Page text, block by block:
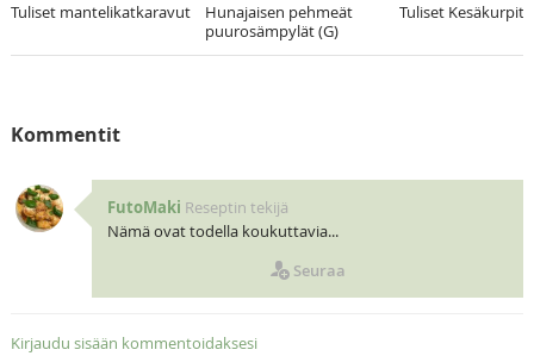
Tuliset mantelikatkaravut
Hunajaisen pehmeät
puurosämpylät (G)
Tuliset
Kommentit
FutoMaki Reseptin tekijä
Nämä ovat todella koukuttavia...
Seuraa
Kirjaudu sisään kommentoidaksesi